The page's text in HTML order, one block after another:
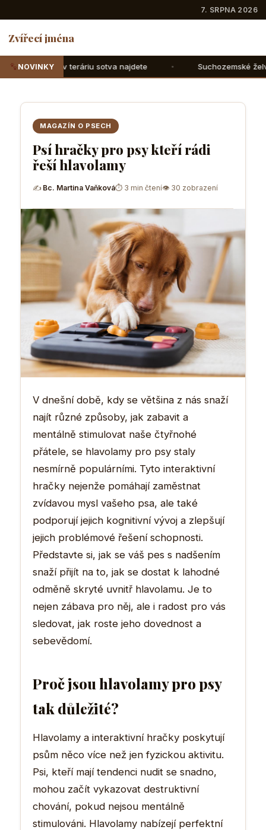
7. SRPNA 2026
Zvířecí jména
NOVINKY
sotva najdete Suchozemské želvy: Jak jim správně
MAGAZÍN O PSECH
Psí hračky pro psy kteří rádi
řeší hlavolamy
✍ Bc. Martina Vaňková⏱ 3 min čtení👁 30 zobrazení
V dnešní době, kdy se většina z nás snaží
najít různé způsoby, jak zabavit a
mentálně stimulovat naše čtyřnohé
přátele, se hlavolamy pro psy staly
nesmírně populárními. Tyto interaktivní
hračky nejenže pomáhají zaměstnat
zvídavou mysl vašeho psa, ale také
podporují jejich kognitivní vývoj a zlepšují
jejich problémové řešení schopnosti.
Představte si, jak se váš pes s nadšením
snaží přijít na to, jak se dostat k lahodné
odměně skryté uvnitř hlavolamu. Je to
nejen zábava pro něj, ale i radost pro vás
sledovat, jak roste jeho dovednost a
sebevědomí.
Proč jsou hlavolamy pro psy
tak důležité?
Hlavolamy a interaktivní hračky poskytují
psům něco více než jen fyzickou aktivitu.
Psi, kteří mají tendenci nudit se snadno,
mohou začít vykazovat destruktivní
chování, pokud nejsou mentálně
stimulováni. Hlavolamy nabízejí perfektní